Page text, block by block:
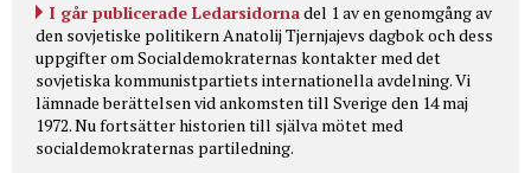
I går publicerade Ledarsidornadel 1 av en genomgång av
den sovjetiske politikern Anatolij Tjernjajevs dagbok och dess
uppgifter om Socialdemokraternas kontakter med det
sovjetiska kommunistpartiets internationella avdelning. Vi
lämnade berättelsen vid ankomsten till Sverige den 14 maj
1972. Nu fortsätter historien till själva mötet med
socialdemokraternas partiledning.